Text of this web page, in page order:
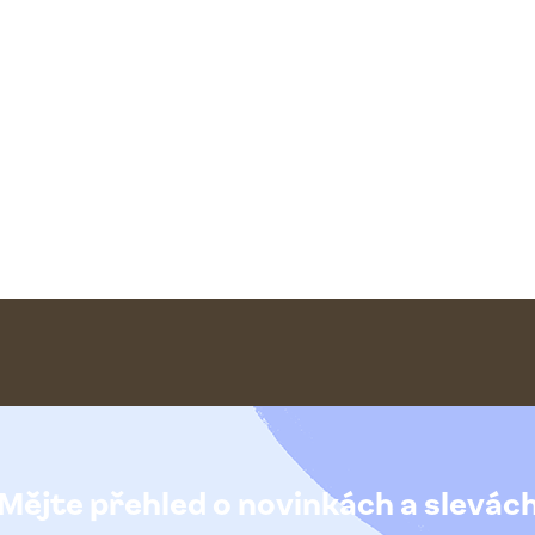
Mějte přehled o novinkácha